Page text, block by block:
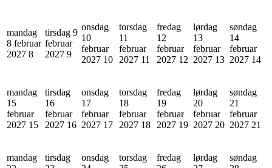
mandag
8 februar
2027 8
tirsdag 9
februar
2027 9
onsdag
10
februar
2027 10
torsdag
11
februar
2027 11
fredag
12
februar
2027 12
lørdag
13
februar
2027 13
søndag
14
februar
2027 14
mandag
15
februar
2027 15
tirsdag
16
februar
2027 16
onsdag
17
februar
2027 17
torsdag
18
februar
2027 18
fredag
19
februar
2027 19
lørdag
20
februar
2027 20
søndag
21
februar
2027 21
mandag
tirsdag
onsdag
torsdag
fredag
lørdag
søndag